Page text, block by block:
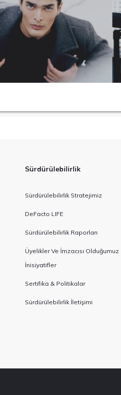
Sürdürülebilirlik
Sürdürülebilirlik Stratejimiz
DeFacto LIFE
Sürdürülebilirlik Raporları
Üyelikler Ve İmzacısı Olduğumuz
İnisiyatifler
Sertifika & Politikalar
Sürdürülebilirlik İletişimi